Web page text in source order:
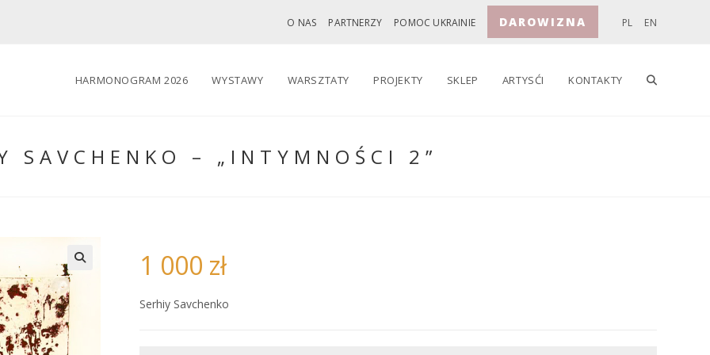
O NAS PARTNERZY POMOC UKRAINIE DAROWIZNA PL EN
HARMONOGRAM 2026 WYSTAWY WARSZTATY PROJEKTY SKLEP ARTYSĆI KONTAKTY TOGGLE
SAVCHENKO – „INTYMNOŚCI 2”
1 000 zł
Serhiy Savchenko